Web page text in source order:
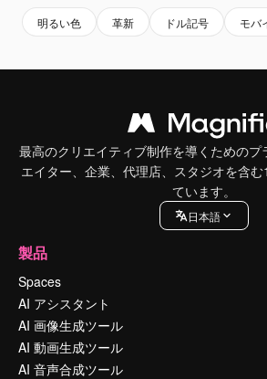
明るい色 革新 ドル記号 モバ
最高のクリエイティブ制作を導くためのプ
エイター、企業、代理店、スタジオを含
ています。
日本語
製品
Spaces
AI アシスタント
AI 画像生成ツール
AI 動画生成ツール
AI 音声合成ツール